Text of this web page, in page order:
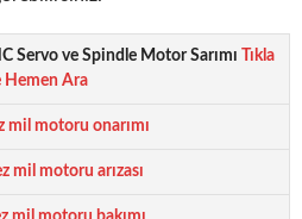
Servo ve Spindle Motor Sarımı Tıkla
Hemen Ara
mil motoru onarımı
mil motoru arızası